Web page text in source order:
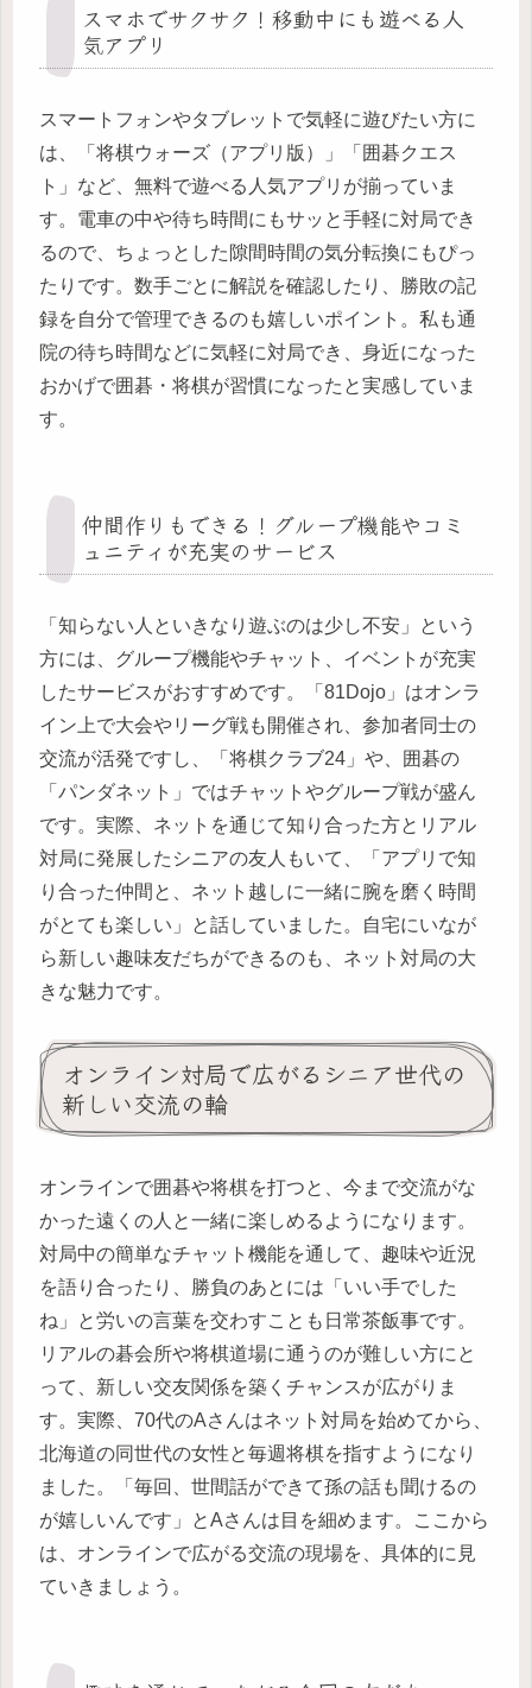
スマホでサクサク！移動中にも遊べる人
気アプリ
スマートフォンやタブレットで気軽に遊びたい方に
は、「将棋ウォーズ（アプリ版）」「囲碁クエス
ト」など、無料で遊べる人気アプリが揃っていま
す。電車の中や待ち時間にもサッと手軽に対局でき
るので、ちょっとした隙間時間の気分転換にもぴっ
たりです。数手ごとに解説を確認したり、勝敗の記
録を自分で管理できるのも嬉しいポイント。私も通
院の待ち時間などに気軽に対局でき、身近になった
おかげで囲碁・将棋が習慣になったと実感していま
す。
仲間作りもできる！グループ機能やコミ
ュニティが充実のサービス
「知らない人といきなり遊ぶのは少し不安」という
方には、グループ機能やチャット、イベントが充実
したサービスがおすすめです。「81Dojo」はオンラ
イン上で大会やリーグ戦も開催され、参加者同士の
交流が活発ですし、「将棋クラブ24」や、囲碁の
「パンダネット」ではチャットやグループ戦が盛ん
です。実際、ネットを通じて知り合った方とリアル
対局に発展したシニアの友人もいて、「アプリで知
り合った仲間と、ネット越しに一緒に腕を磨く時間
がとても楽しい」と話していました。自宅にいなが
ら新しい趣味友だちができるのも、ネット対局の大
きな魅力です。
オンライン対局で広がるシニア世代の
新しい交流の輪
オンラインで囲碁や将棋を打つと、今まで交流がな
かった遠くの人と一緒に楽しめるようになります。
対局中の簡単なチャット機能を通して、趣味や近況
を語り合ったり、勝負のあとには「いい手でした
ね」と労いの言葉を交わすことも日常茶飯事です。
リアルの碁会所や将棋道場に通うのが難しい方にと
って、新しい交友関係を築くチャンスが広がりま
す。実際、70代のAさんはネット対局を始めてから、
北海道の同世代の女性と毎週将棋を指すようになり
ました。「毎回、世間話ができて孫の話も聞けるの
が嬉しいんです」とAさんは目を細めます。ここから
は、オンラインで広がる交流の現場を、具体的に見
ていきましょう。